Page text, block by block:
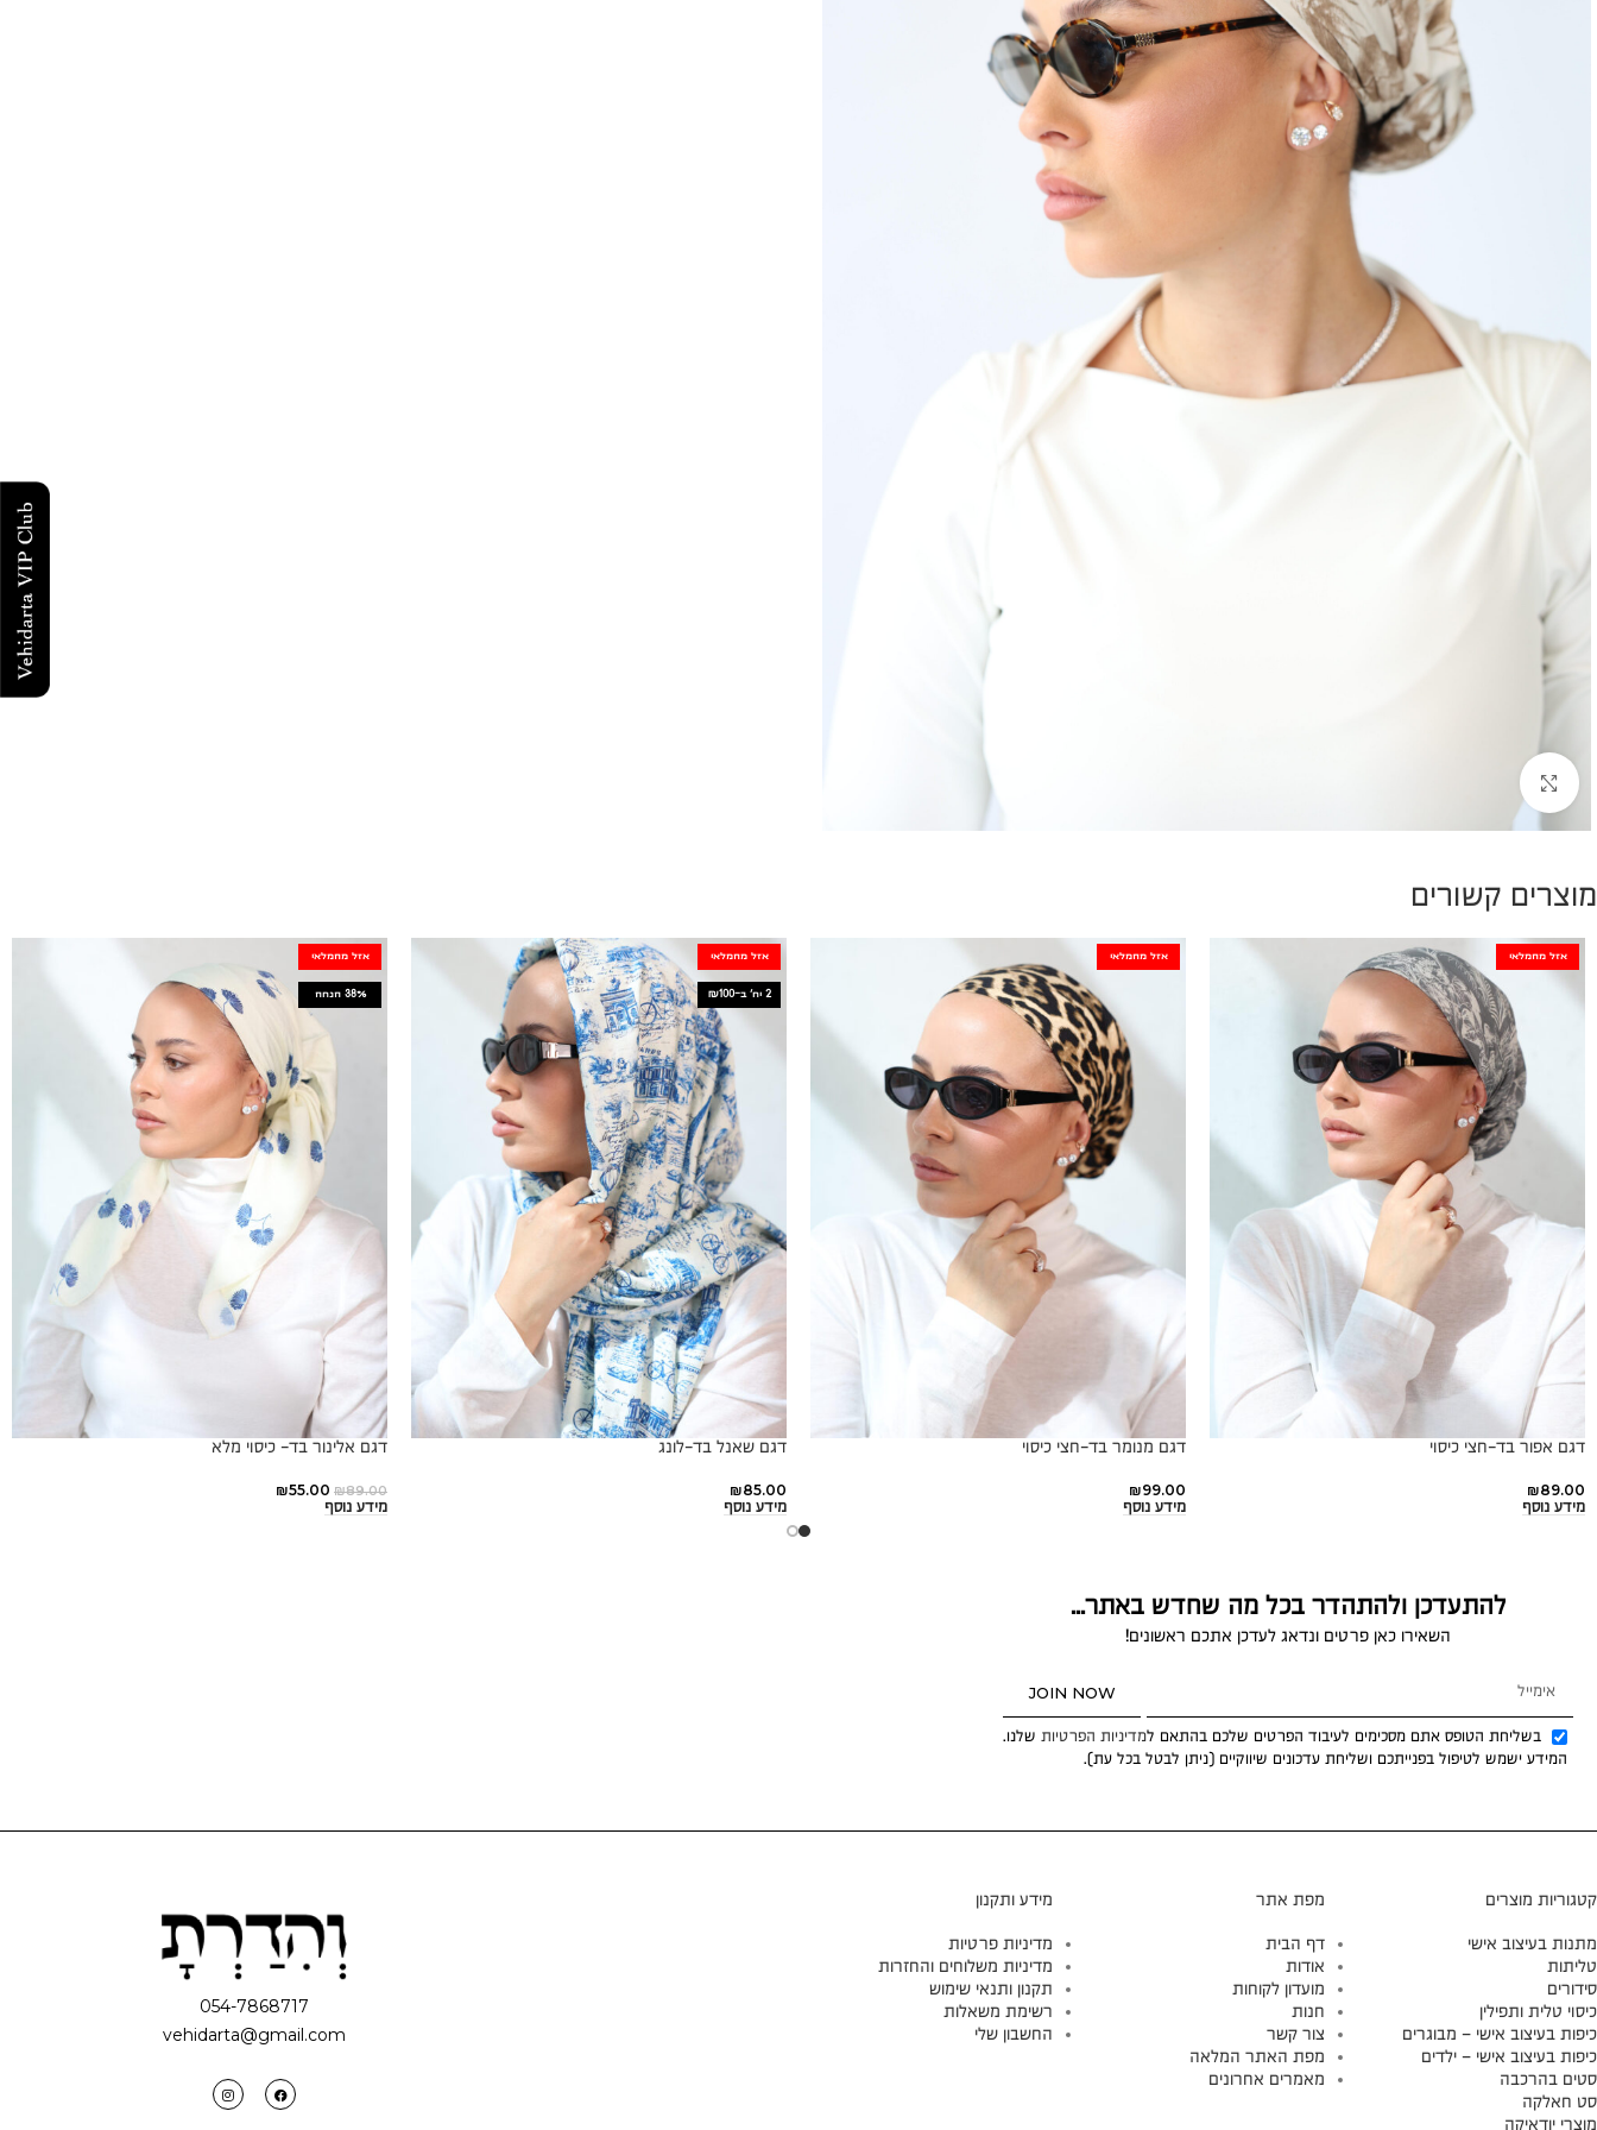
מוצרים קשורים
אזל מהמלאי
דגם אפור בד-חצי כיסוי
₪89.00
מידע נוסף
אזל מהמלאי
דגם מנומר בד-חצי כיסוי
₪99.00
מידע נוסף
אזל מהמלאי
2 יח׳ ב-₪100
דגם שאנל בד-לונג
₪85.00
מידע נוסף
אזל מהמלאי
38% הנחה
דגם אלינור בד- כיסוי מלא
₪89.00
₪55.00
מידע נוסף
להתעדכן ולהתהדר בכל מה שחדש באתר...
השאירו כאן פרטים ונדאג לעדכן אתכם ראשונים!
בשליחת הטופס אתם מסכימים לעיבוד הפרטים שלכם בהתאם למדיניות הפרטיות שלנו.
המידע ישמש לטיפול בפנייתכם ושליחת עדכונים שיווקיים (ניתן לבטל בכל עת).
JOIN NOW
קטגוריות מוצרים
מתנות בעיצוב אישי
טליתות
סידורים
כיסוי טלית ותפילין
כיפות בעיצוב אישי – מבוגרים
כיפות בעיצוב אישי – ילדים
סטים בהרכבה
סט חאלקה
מוצרי יודאיקה
מפת אתר
דף הבית
אודות
מועדון לקוחות
חנות
צור קשר
מפת האתר המלאה
מאמרים אחרונים
מידע ותקנון
מדיניות פרטיות
מדיניות משלוחים והחזרות
תקנון ותנאי שימוש
רשימת משאלות
החשבון שלי
054-7868717
vehidarta@gmail.com